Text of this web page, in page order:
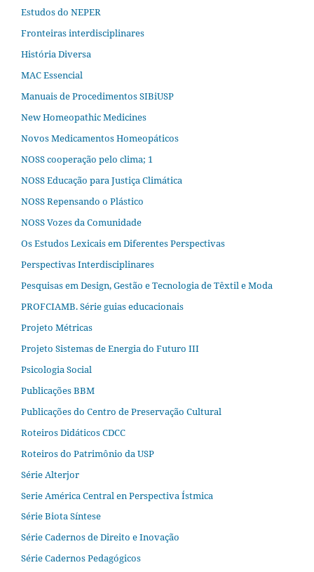
Estudos do NEPER
Fronteiras interdisciplinares
História Diversa
MAC Essencial
Manuais de Procedimentos SIBiUSP
New Homeopathic Medicines
Novos Medicamentos Homeopáticos
NOSS cooperação pelo clima; 1
NOSS Educação para Justiça Climática
NOSS Repensando o Plástico
NOSS Vozes da Comunidade
Os Estudos Lexicais em Diferentes Perspectivas
Perspectivas Interdisciplinares
Pesquisas em Design, Gestão e Tecnologia de Têxtil e Moda
PROFCIAMB. Série guias educacionais
Projeto Métricas
Projeto Sistemas de Energia do Futuro III
Psicologia Social
Publicações BBM
Publicações do Centro de Preservação Cultural
Roteiros Didáticos CDCC
Roteiros do Patrimônio da USP
Série Alterjor
Serie América Central en Perspectiva Ístmica
Série Biota Síntese
Série Cadernos de Direito e Inovação
Série Cadernos Pedagógicos